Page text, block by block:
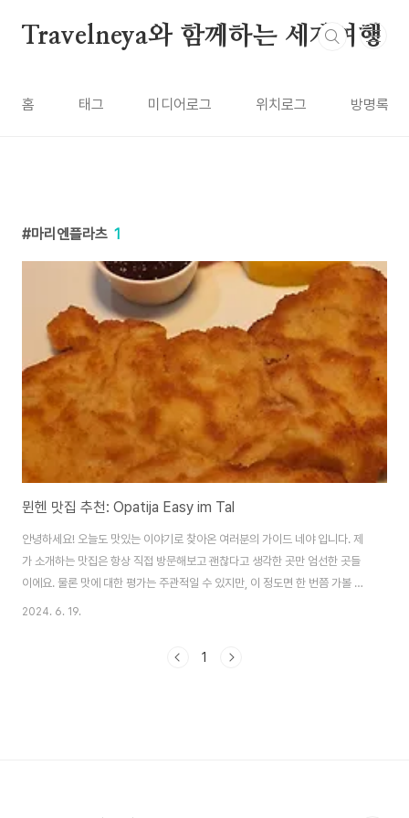
Travelneya와 함께하는 세계여행
홈 태그 미디어로그 위치로그 방명록
마리엔플라츠 1
뮌헨 맛집 추천: Opatija Easy im Tal
안녕하세요! 오늘도 맛있는 이야기로 찾아온 여러분의 가이드 네야 입니다. 제
가 소개하는 맛집은 항상 직접 방문해보고 괜찮다고 생각한 곳만 엄선한 곳들
이에요. 물론 맛에 대한 평가는 주관적일 수 있지만, 이 정도면 한 번쯤 가볼 만
하다고 생각하는 곳들입니다. 그럼 오늘의 맛집을 소개해드릴게요!​오늘은 제가
려고 해요. 이곳은 뮌헨에서 다양한 요리를 맛볼 수 있는 곳으로, 특히 가성비가
2024. 6. 19.
1